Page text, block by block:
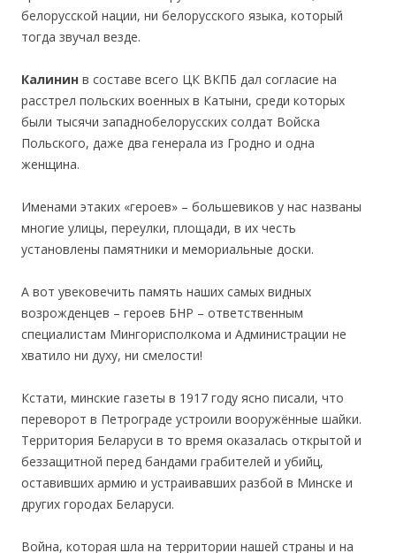
белорусской нации, ни белорусского языка, который
тогда звучал везде.
Калинин в составе всего ЦК ВКПБ дал согласие на
расстрел польских военных в Катыни, среди которых
были тысячи западнобелорусских солдат Войска
Польского, даже два генерала из Гродно и одна
женщина.
Именами этаких «героев» – большевиков у нас названы
многие улицы, переулки, площади, в их честь
установлены памятники и мемориальные доски.
А вот увековечить память наших самых видных
возрожденцев – героев БНР – ответственным
специалистам Мингорисполкома и Администрации не
хватило ни духу, ни смелости!
Кстати, минские газеты в 1917 году ясно писали, что
переворот в Петрограде устроили вооружённые шайки.
Территория Беларуси в то время оказалась открытой и
беззащитной перед бандами грабителей и убийц,
оставивших армию и устраивавших разбой в Минске и
других городах Беларуси.
Вoйна, которая шла на территории нашей страны и на